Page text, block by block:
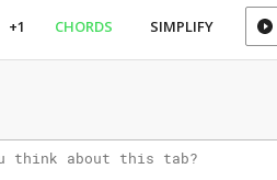
+1 CHORDS SIMPLIFY